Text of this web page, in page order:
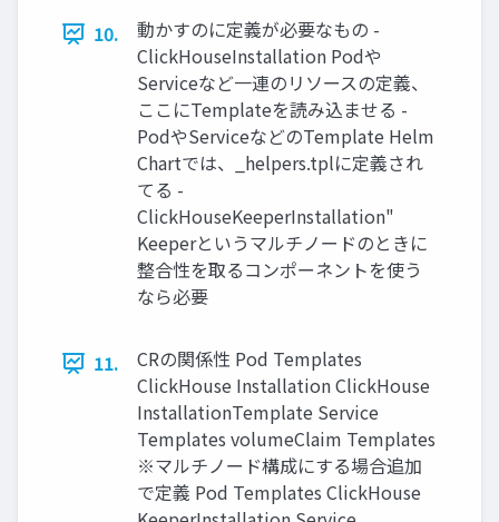
10.
動かすのに定義が必要なもの -
ClickHouseInstallation Podや
Serviceなど一連のリソースの定義、
ここにTemplateを読み込ませる -
PodやServiceなどのTemplate Helm
Chartでは、_helpers.tplに定義され
てる -
ClickHouseKeeperInstallation"
Keeperというマルチノードのときに
整合性を取るコンポーネントを使う
なら必要
11.
CRの関係性 Pod Templates
ClickHouse Installation ClickHouse
InstallationTemplate Service
Templates volumeClaim Templates
※マルチノード構成にする場合追加
で定義 Pod Templates ClickHouse